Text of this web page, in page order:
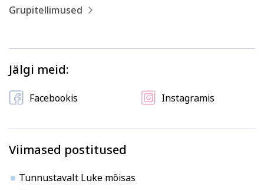
Grupitellimused
Jälgi meid:
Facebookis Instagramis
Viimased postitused
Tunnustavalt Luke mõisas